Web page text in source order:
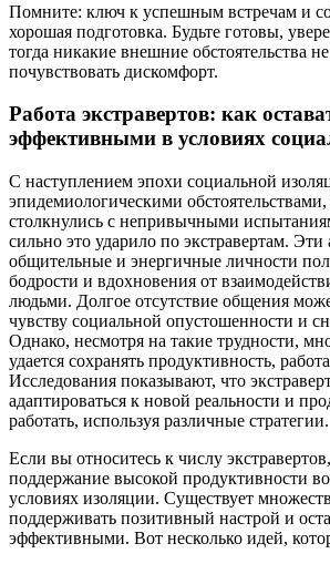
Помните: ключ к успешным встречам и
хорошая подготовка. Будьте готовы,
тогда никакие внешние обстоятельства не
почувствовать дискомфорт.
Работа экстравертов: как
эффективными в условиях
С наступлением эпохи социальной
эпидемиологическими
столкнулись с непривычными
сильно это ударило по экстравертам. Эти
общительные и энергичные личности
бодрости и вдохновения от
людьми. Долгое отсутствие общения
чувству социальной опустошенности и
Однако, несмотря на такие трудности,
удается сохранять продуктивность,
Исследования показывают, что
адаптироваться к новой реальности и
работать, используя различные стратегии.
Если вы относитесь к числу
поддержание высокой продуктивности
условиях изоляции. Существует
поддерживать позитивный настрой и
эффективными. Вот несколько идей,